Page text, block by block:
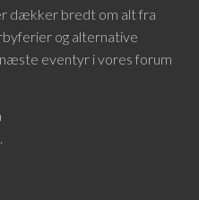
dækker bredt om alt fra
og alternative
eventyr i vores forum